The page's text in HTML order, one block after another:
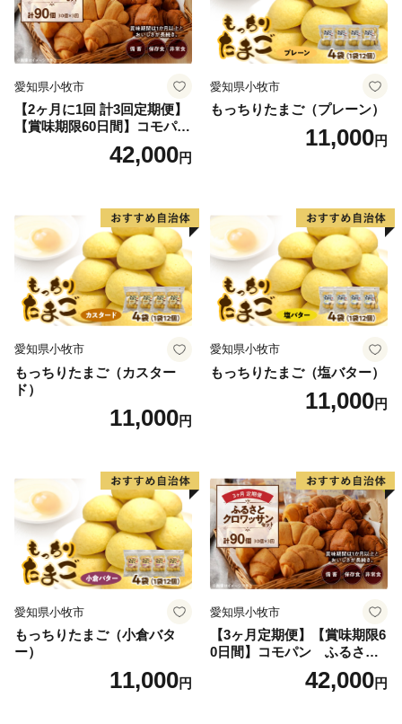
愛知県小牧市
【2ヶ月に1回 計3回定期便】
【賞味期限60日間】コモパ
ン ふるさとクロワッサンセ
ット（計90個）／災害用備蓄
42,000円
愛知県小牧市
もっちりたまご（プレーン）
11,000円
愛知県小牧市
もっちりたまご（カスター
ド）
11,000円
愛知県小牧市
もっちりたまご（塩バター）
11,000円
愛知県小牧市
もっちりたまご（小倉バタ
ー）
11,000円
愛知県小牧市
【3ヶ月定期便】【賞味期限6
0日間】コモパン ふるさと
クロワッサンセット（計90
個）／災害用備蓄 保存食 非
42,000円